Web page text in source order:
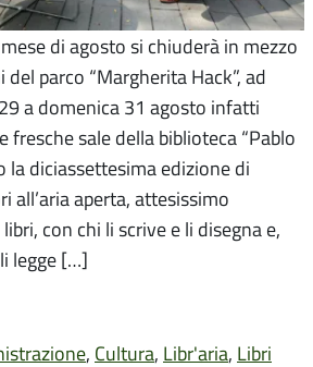
di agosto si chiuderà in mezzo
parco “Margherita Hack”, ad
a domenica 31 agosto infatti
fresche sale della biblioteca “Pablo
la diciassettesima edizione di
all’aria aperta, attesissimo
con chi li scrive e li disegna e,
legge […]
, Cultura, Libr'aria, Libri